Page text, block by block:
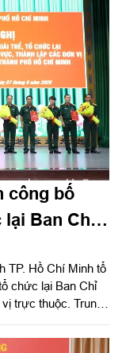
công bố
lại Ban Chỉ
vị trực
TP. Hồ Chí Minh tổ
chức lại Ban Chỉ
trực thuộc. Trung
ủy, Tư lệnh